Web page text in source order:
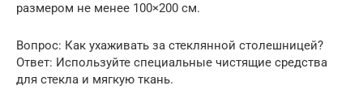
размером не менее 100×200 см.
Вопрос: Как ухаживать за стеклянной столешницей?
Ответ: Используйте специальные чистящие средства
для стекла и мягкую ткань.